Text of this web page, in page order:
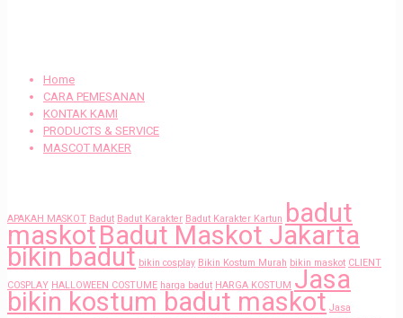
Home
CARA PEMESANAN
KONTAK KAMI
PRODUCTS & SERVICE
MASCOT MAKER
APAKAH MASKOT Badut Badut Karakter Badut Karakter Kartun badut
maskotBadut Maskot Jakarta
bikin badut bikin cosplay Bikin Kostum Murah bikin maskot CLIENT
COSPLAY HALLOWEEN COSTUME harga badut HARGA KOSTUM Jasa
bikin kostum badut maskot Jasa